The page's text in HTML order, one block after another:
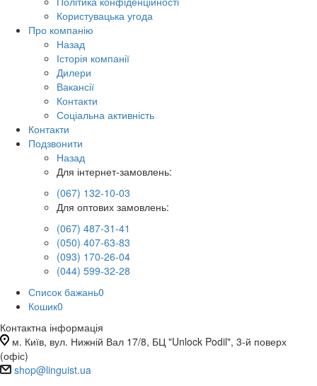
Користувацька угода
Про компанію
Назад
Історія компанії
Дилери
Вакансії
Контакти
Соціальна активність
Контакти
Подзвонити
Назад
Для інтернет-замовлень:
(067) 132-10-03
Для оптових замовлень:
(067) 487-31-41
(050) 407-63-83
(093) 170-26-04
(044) 599-32-28
Список бажань0
Кошик0
Контактна інформація
м. Київ, вул. Нижній Вал 17/8, БЦ "Unlock Podil", 3-й поверх
(офіс)
shop@linguist.ua